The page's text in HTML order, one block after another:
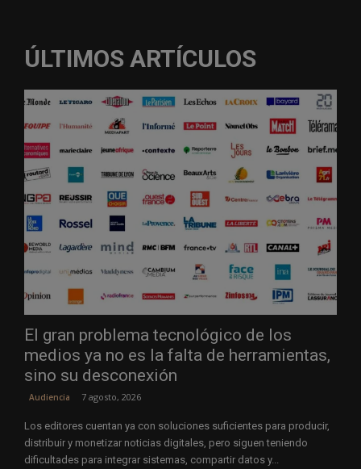
ÚLTIMOS ARTÍCULOS
El gran problema tecnológico de los
medios ya no es la falta de herramientas,
sino su desconexión
Audiencia 7 agosto, 2026
Los editores cuentan ya con soluciones suficientes para producir,
distribuir y monetizar noticias digitales, pero siguen teniendo
dificultades para integrar sistemas, compartir datos y...